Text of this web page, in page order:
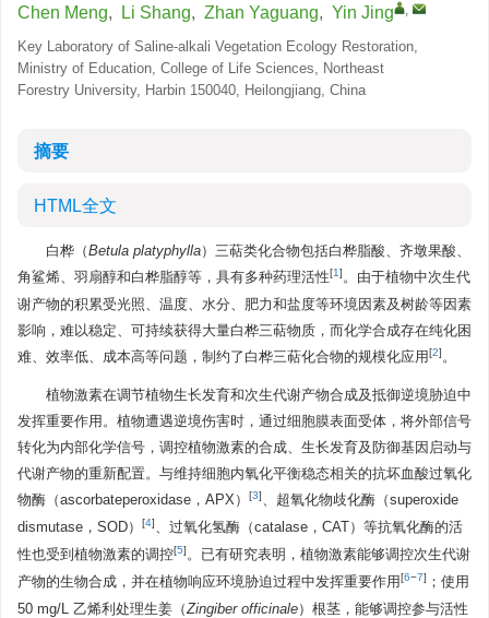
Chen Meng, Li Shang, Zhan Yaguang, Yin Jing ,
Key Laboratory of Saline-alkali Vegetation Ecology Restoration,
Ministry of Education, College of Life Sciences, Northeast
Forestry University, Harbin 150040, Heilongjiang, China
摘要
HTML全文
白桦（Betula platyphylla）三萜类化合物包括白桦脂酸、齐墩果酸、
角鲨烯、羽扇醇和白桦脂醇等，具有多种药理活性[1]。由于植物中次生代
谢产物的积累受光照、温度、水分、肥力和盐度等环境因素及树龄等因素
影响，难以稳定、可持续获得大量白桦三萜物质，而化学合成存在纯化困
难、效率低、成本高等问题，制约了白桦三萜化合物的规模化应用[2]。
植物激素在调节植物生长发育和次生代谢产物合成及抵御逆境胁迫中
发挥重要作用。植物遭遇逆境伤害时，通过细胞膜表面受体，将外部信号
转化为内部化学信号，调控植物激素的合成、生长发育及防御基因启动与
代谢产物的重新配置。与维持细胞内氧化平衡稳态相关的抗坏血酸过氧化
物酶（ascorbateperoxidase，APX）
[3]、超氧化物歧化酶（superoxide
dismutase，SOD）
[4]、过氧化氢酶（catalase，CAT）等抗氧化酶的活
性也受到植物激素的调控[5]。已有研究表明，植物激素能够调控次生代谢
产物的生物合成，并在植物响应环境胁迫过程中发挥重要作用[6−7] ；使用
50 mg/L 乙烯利处理生姜（Zingiber officinale）根茎，能够调控参与活性